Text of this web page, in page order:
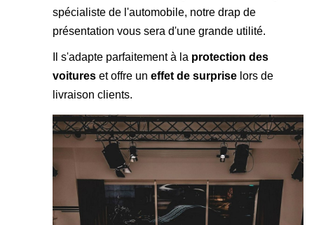
spécialiste de l'automobile, notre drap de
présentation vous sera d'une grande utilité.
Il s'adapte parfaitement à la protection des
voitures et offre un effet de surprise lors de
livraison clients.